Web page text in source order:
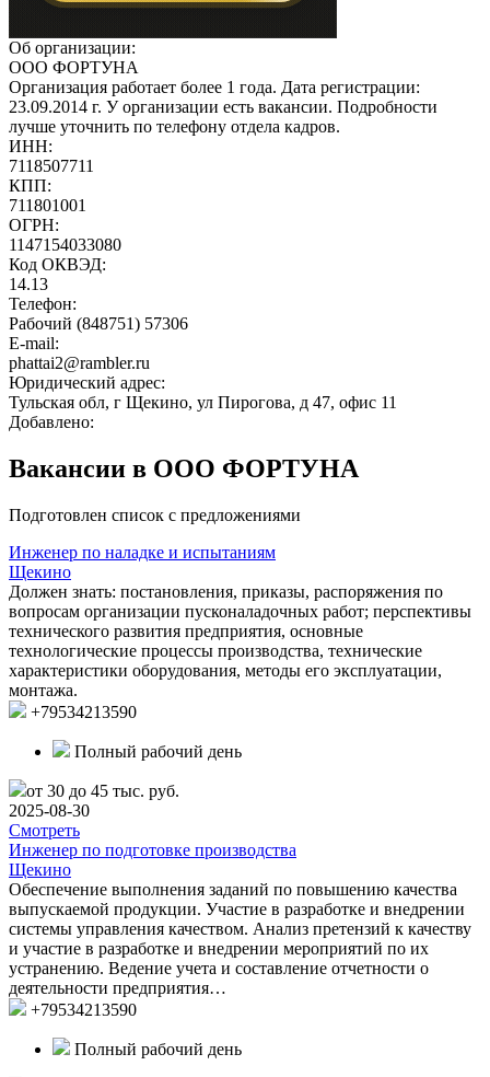
Об организации:
ООО ФОРТУНА
Организация работает более 1 года. Дата регистрации:
23.09.2014 г. У организации есть вакансии. Подробности
лучше уточнить по телефону отдела кадров.
ИНН:
7118507711
КПП:
711801001
ОГРН:
1147154033080
Код ОКВЭД:
14.13
Телефон:
Рабочий (848751) 57306
E-mail:
phattai2@rambler.ru
Юридический адрес:
Тульская обл, г Щекино, ул Пирогова, д 47, офис 11
Добавлено:
Вакансии в ООО ФОРТУНА
Подготовлен список с предложениями
Инженер по наладке и испытаниям
Щекино
Должен знать: постановления, приказы, распоряжения по
вопросам организации пусконаладочных работ; перспективы
технического развития предприятия, основные
технологические процессы производства, технические
характеристики оборудования, методы его эксплуатации,
монтажа.
+79534213590
Полный рабочий день
от 30 до 45 тыс. руб.
2025-08-30
Смотреть
Инженер по подготовке производства
Щекино
Обеспечение выполнения заданий по повышению качества
выпускаемой продукции. Участие в разработке и внедрении
системы управления качеством. Анализ претензий к качеству
и участие в разработке и внедрении мероприятий по их
устранению. Ведение учета и составление отчетности о
деятельности предприятия…
+79534213590
Полный рабочий день